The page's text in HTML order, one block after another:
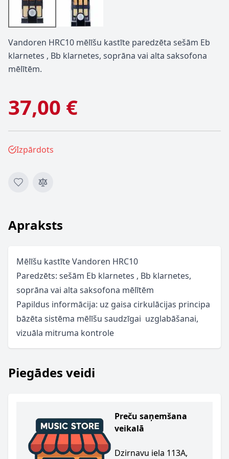
Vandoren HRC10 mēlīšu kastīte paredzēta sešām Eb
klarnetes , Bb klarnetes, soprāna vai alta saksofona
mēlītēm.
37,00 €
Izpārdots
Apraksts
Mēlīšu kastīte Vandoren HRC10
Paredzēts: sešām Eb klarnetes , Bb klarnetes,
soprāna vai alta saksofona mēlītēm
Papildus informācija: uz gaisa cirkulācijas principa
bāzēta sistēma mēlīšu saudzīgai uzglabāšanai,
vizuāla mitruma kontrole
Piegādes veidi
Preču saņemšana
veikalā
Dzirnavu iela 113A,